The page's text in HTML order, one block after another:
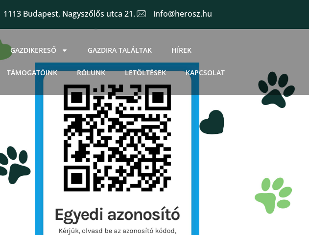
1113 Budapest, Nagyszőlős utca 21. info@herosz.hu
GAZDIKERESŐ GAZDIRA TALÁLTAK HÍREK
TÁMOGATÓINK RÓLUNK LETÖLTÉSEK KAPCSOLAT